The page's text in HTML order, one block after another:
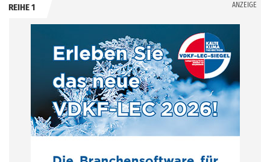
REIHE 1 ANZEIGE